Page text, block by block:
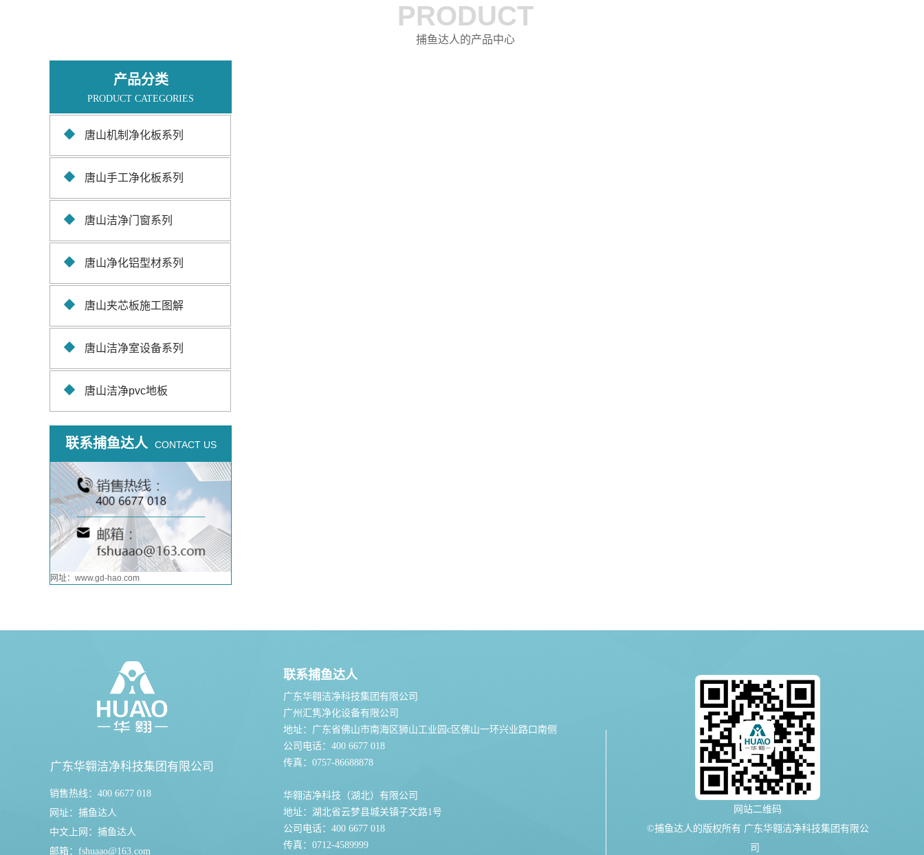
PRODUCT
捕鱼达人的产品中心
产品分类
PRODUCT CATEGORIES
唐山机制净化板系列
唐山手工净化板系列
唐山洁净门窗系列
唐山净化铝型材系列
唐山夹芯板施工图解
唐山洁净室设备系列
唐山洁净pvc地板
联系捕鱼达人 CONTACT US
网址：www.gd-hao.com
广东华翱洁净科技集团有限公司
销售热线：400 6677 018
网址： 捕鱼达人
中文上网： 捕鱼达人
邮箱： fshuaao@163.com
联系捕鱼达人
广东华翱洁净科技集团有限公司
广州汇隽净化设备有限公司
地址：广东省佛山市南海区狮山工业园c区佛山一环兴业路口南侧
公司电话：400 6677 018
传真：0757-86688878
华翱洁净科技（湖北）有限公司
地址：湖北省云梦县城关镇子文路1号
公司电话：400 6677 018
传真：0712-4589999
网站二维码
©捕鱼达人的版权所有 广东华翱洁净科技集团有限公
司